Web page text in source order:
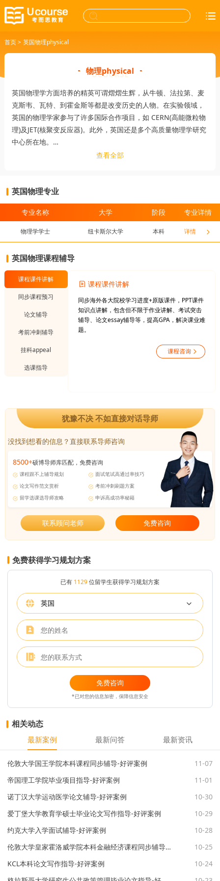
首页> 英国物理physical
物理physical
英国物理学方面培养的精英可谓熠熠生辉，从牛顿、法拉第、麦
克斯韦、瓦特、到霍金斯等都是改变历史的人物。在实验领域，
英国的物理学家参与了许多国际合作项目，如 CERN(高能微粒物
理)及JET(核聚变反应器)。此外，英国还是多个高质量物理学研究
中心所在地。
英国物理学专业分支众多：理论物理、医学物理、天文学、太空
合选修课程。部分学校开设的课程还会有安排学生实习的机会，
为学生将来进入社会打下良好的社会实践基础。
查看全部
英国物理专业
专业名称 大学 阶段 专业详情
物理学学士 纽卡斯尔大学 本科 详情
英国物理课程辅导
课程课件讲解
同步课程预习
论文辅导
考前冲刺辅导
挂科appeal
选课指导
课程课件讲解
同步海外各大院校学习进度+原版课件，PPT课件
知识点讲解，包含但不限于作业讲解、考试突击
辅导、论文essay辅导等，提高GPA，解决课业难
题。
犹豫不决 不如直接对话导师
没找到想看的信息？直接联系导师咨询
8500+硕博导师库匹配，免费咨询
课程跟不上辅导规划
面试笔试高通过率技巧
论文写作范文赏析
考前冲刺刷题方案
留学选课选导师攻略
申诉高成功率秘籍
联系顾问老师 免费咨询
免费获得学习规划方案
已有 1129位留学生获得学习规划方案
英国
免费咨询
*已对您的信息加密，保障信息安全
相关动态
最新案例 最新问答 最新资讯
伦敦大学国王学院本科课程同步辅导-好评案例
11-07
帝国理工学院毕业项目指导-好评案例
11-01
诺丁汉大学运动医学论文辅导-好评案例
10-30
爱丁堡大学教育学硕士毕业论文写作指导-好评案例
10-29
约克大学入学面试辅导-好评案例
10-28
伦敦大学皇家霍洛威学院本科金融经济课程同步辅导-好评案例
10-25
KCL本科论文写作指导-好评案例
10-24